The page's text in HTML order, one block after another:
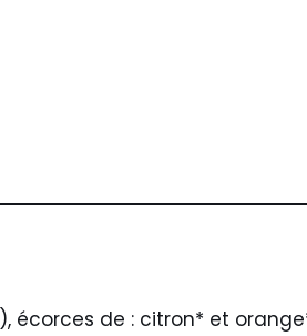
écorces de : citron* et